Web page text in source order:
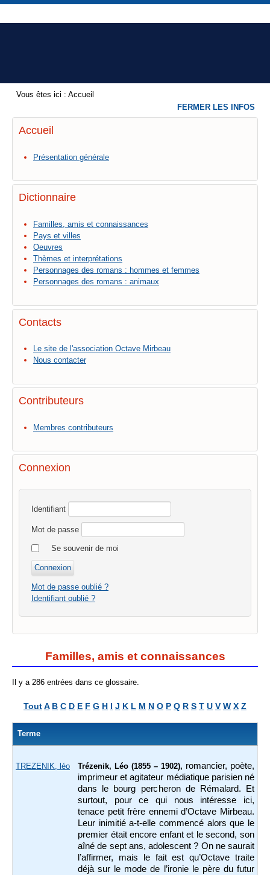
Vous êtes ici : Accueil
Accueil
Présentation générale
Dictionnaire
Familles, amis et connaissances
Pays et villes
Oeuvres
Thèmes et interprétations
Personnages des romans : hommes et femmes
Personnages des romans : animaux
Contacts
Le site de l'association Octave Mirbeau
Nous contacter
Contributeurs
Membres contributeurs
Connexion
Identifiant
Mot de passe
Se souvenir de moi
Mot de passe oublié ?
Identifiant oublié ?
Familles, amis et connaissances
Il y a 286 entrées dans ce glossaire.
ToutA B C D E F G H I J K L M N O P Q R S T U V W X Z
Terme
TREZENIK, léo Trézenik, Léo (1855 – 1902), romancier, poète,
imprimeur et agitateur médiatique parisien né
dans le bourg percheron de Rémalard. Et
surtout, pour ce qui nous intéresse ici,
tenace petit frère ennemi d’Octave Mirbeau.
Leur inimitié a-t-elle commencé alors que le
premier était encore enfant et le second, son
aîné de sept ans, adolescent ? On ne saurait
l’affirmer, mais le fait est qu’Octave traite
déjà sur le mode de l’ironie le père du futur
FERMER LES INFOS